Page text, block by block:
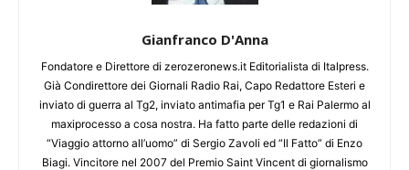
Gianfranco D'Anna
Fondatore e Direttore di zerozeronews.it Editorialista di Italpress.
Già Condirettore dei Giornali Radio Rai, Capo Redattore Esteri e
inviato di guerra al Tg2, inviato antimafia per Tg1 e Rai Palermo al
maxiprocesso a cosa nostra. Ha fatto parte delle redazioni di
“Viaggio attorno all’uomo” di Sergio Zavoli ed “Il Fatto” di Enzo
Biagi. Vincitore nel 2007 del Premio Saint Vincent di giornalismo